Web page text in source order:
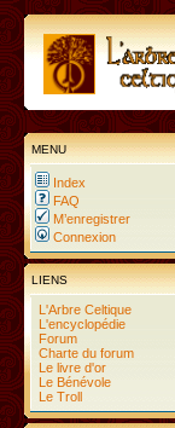
MENU
Index
FAQ
M’enregistrer
Connexion
LIENS
L'Arbre Celtique
L'encyclopédie
Forum
Charte du forum
Le livre d'or
Le Bénévole
Le Troll